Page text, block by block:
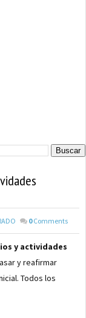
0 Comments
y actividades
y reafirmar
Todos los